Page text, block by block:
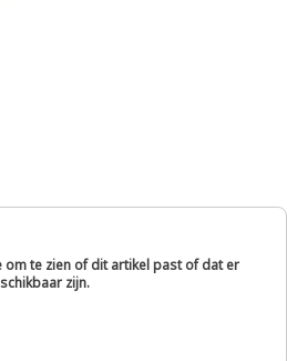
te zien of dit artikel past of dat er
zijn.